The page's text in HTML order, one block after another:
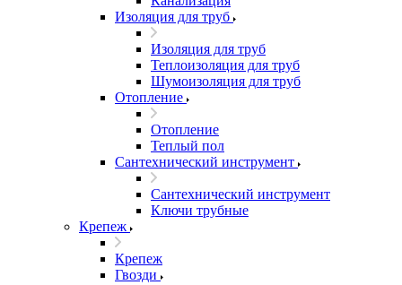
Изоляция для труб
Изоляция для труб
Теплоизоляция для труб
Шумоизоляция для труб
Отопление
Отопление
Теплый пол
Сантехнический инструмент
Сантехнический инструмент
Ключи трубные
Крепеж
Крепеж
Гвозди